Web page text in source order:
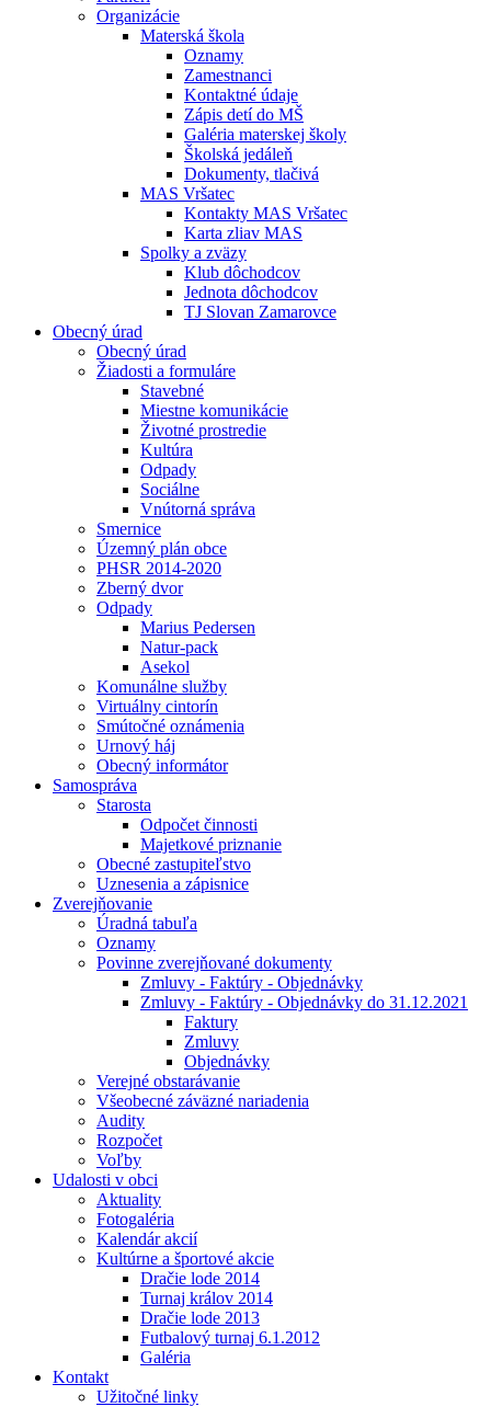
Organizácie
Materská škola
Oznamy
Zamestnanci
Kontaktné údaje
Zápis detí do MŠ
Galéria materskej školy
Školská jedáleň
Dokumenty, tlačivá
MAS Vršatec
Kontakty MAS Vršatec
Karta zliav MAS
Spolky a zväzy
Klub dôchodcov
Jednota dôchodcov
TJ Slovan Zamarovce
Obecný úrad
Obecný úrad
Žiadosti a formuláre
Stavebné
Miestne komunikácie
Životné prostredie
Kultúra
Odpady
Sociálne
Vnútorná správa
Smernice
Územný plán obce
PHSR 2014-2020
Zberný dvor
Odpady
Marius Pedersen
Natur-pack
Asekol
Komunálne služby
Virtuálny cintorín
Smútočné oznámenia
Urnový háj
Obecný informátor
Samospráva
Starosta
Odpočet činnosti
Majetkové priznanie
Obecné zastupiteľstvo
Uznesenia a zápisnice
Zverejňovanie
Úradná tabuľa
Oznamy
Povinne zverejňované dokumenty
Zmluvy - Faktúry - Objednávky
Zmluvy - Faktúry - Objednávky do 31.12.2021
Faktury
Zmluvy
Objednávky
Verejné obstarávanie
Všeobecné záväzné nariadenia
Audity
Rozpočet
Voľby
Udalosti v obci
Aktuality
Fotogaléria
Kalendár akcií
Kultúrne a športové akcie
Dračie lode 2014
Turnaj králov 2014
Dračie lode 2013
Futbalový turnaj 6.1.2012
Galéria
Kontakt
Užitočné linky